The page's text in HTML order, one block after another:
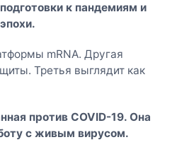
к пандемиям и
mRNA. Другая
Третья выглядит как
против COVID-19. Она
с живым вирусом.